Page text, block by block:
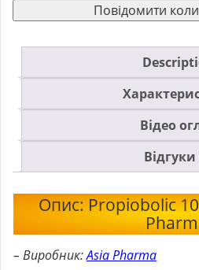
Повідомити
Відео
Відгуки
Опис: Propiobolic
– Виробник:Asia Pharma